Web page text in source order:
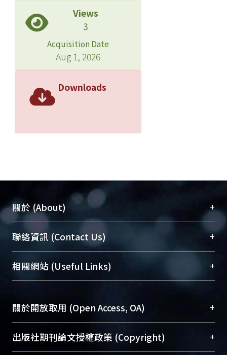
Views
3
Acquisition Date
Aug 1, 2026
Downloads
關於 (About) +
臺大位居世界頂尖大學之列，為永久珍藏及向國際
展現本校豐碩的研究成果及學術能量，圖書館整合
機構典藏（NTUR）與學術庫（AH）不同功能平
台，成為臺大學術典藏NTU scholars。期能整合研
究能量、促進交流合作、保存學術產出、推廣研究
成果。
To permanently archive and promote researcher
profiles and scholarly works, Library integrates the
services of “NTU Repository” with “Academic
聯絡資訊 (Contact Us) +
總館學科館員(Main Library)
醫學圖書館學科館員(Medical Library)
(Social
Sciences Library)
相關網站 (Useful Links) +
關於開放取用 (Open Access, OA) +
開放取用是從使用者角度提升資訊取用性的社會運
動，應用在學術研究上是透過將研究著作公開供使
出版社期刊論文授權政策 (Copyright) +